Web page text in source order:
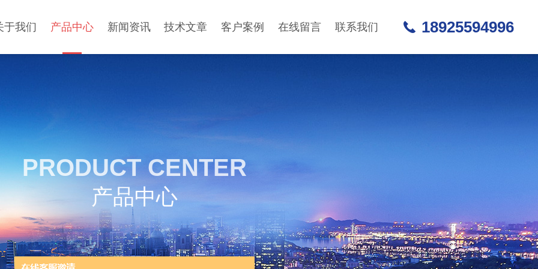
于我们 产品中心 新闻资讯 技术文章 客户案例 在线留言 联系我们 18925594996
PRODUCT CENTER
产品中心